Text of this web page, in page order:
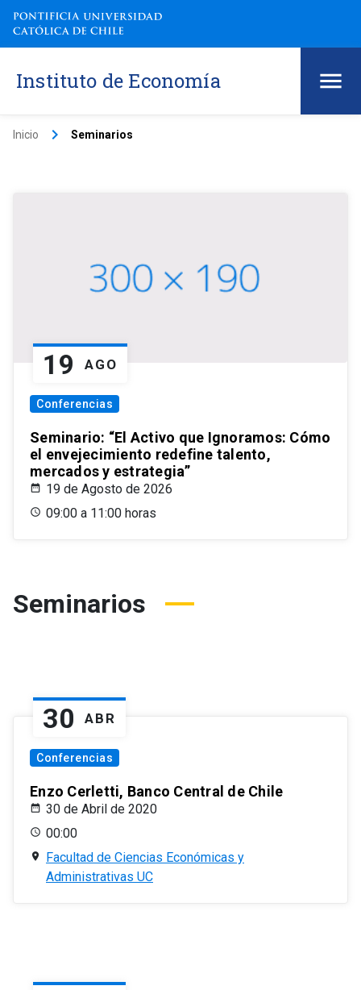
Instituto de Economía
Inicio keyboard_arrow_right Seminarios
19 AGO
Conferencias
Seminario: “El Activo que Ignoramos: Cómo
el envejecimiento redefine talento,
mercados y estrategia”
19 de Agosto de 2026
09:00 a 11:00 horas
Seminarios
30 ABR
Conferencias
Enzo Cerletti, Banco Central de Chile
30 de Abril de 2020
00:00
Facultad de Ciencias Económicas y
Administrativas UC